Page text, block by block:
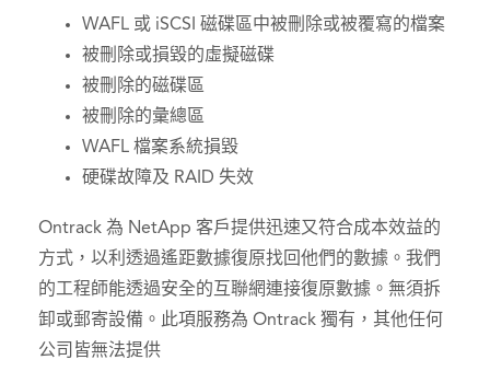
WAFL 或 iSCSI 磁碟區中被刪除或被覆寫的檔案
被刪除或損毀的虛擬磁碟
被刪除的磁碟區
被刪除的彙總區
WAFL 檔案系統損毀
硬碟故障及 RAID 失效
Ontrack 為 NetApp 客戶提供迅速又符合成本效益的
方式，以利透過遙距數據復原找回他們的數據。我們
的工程師能透過安全的互聯網連接復原數據。無須拆
卸或郵寄設備。此項服務為 Ontrack 獨有，其他任何
公司皆無法提供